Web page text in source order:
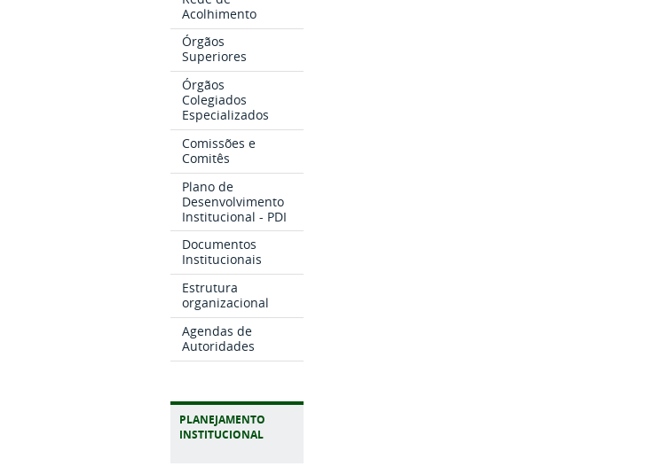
Acolhimento
Órgãos
Superiores
Órgãos
Colegiados
Especializados
Comissões e
Comitês
Plano de
Desenvolvimento
Institucional - PDI
Documentos
Institucionais
Estrutura
organizacional
Agendas de
Autoridades
PLANEJAMENTO
INSTITUCIONAL